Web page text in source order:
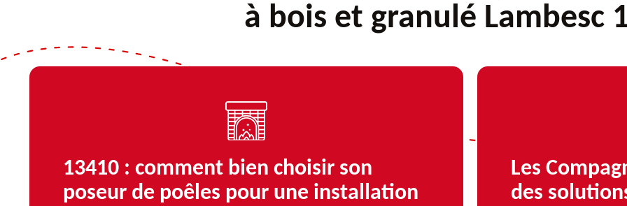
à bois et granulé Lambesc
13410 : comment bien choisir son
poseur de poêles pour une installation
Les
des